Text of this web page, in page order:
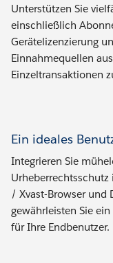
Unterstützen Sie
einschließlich
Gerätelizenzierung
Einnahmequellen
Einzeltransaktionen
Ein ideales
Integrieren Sie
/ Xvast-Browser und
gewährleisten Sie
für Ihre Endbenutzer.